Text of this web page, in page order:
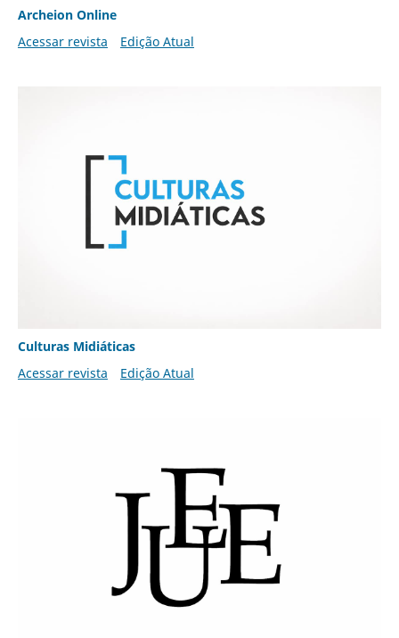
Archeion Online
Acessar revista
Edição Atual
Culturas Midiáticas
Acessar revista
Edição Atual